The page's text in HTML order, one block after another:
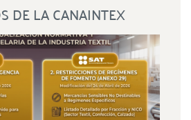
DE LA CANAINTEX